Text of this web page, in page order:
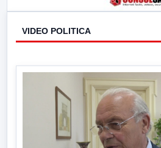
VIDEO POLITICA